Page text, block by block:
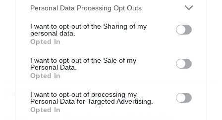
Personal Data Processing Opt Outs
I want to opt-out of the Sharing of my
personal data.
Opted In
I want to opt-out of the Sale of my
Personal Data.
Opted In
I want to opt-out of processing my
Personal Data for Targeted Advertising.
Opted In
ΡΟΗ ΕΙΔΗΣΕΩΝ ΔΗΜΟΦΙΛΗ